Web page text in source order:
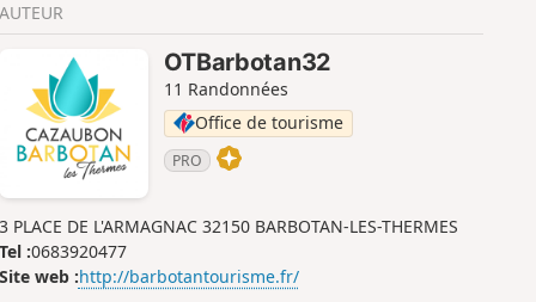
r
AUTEUR
OTBarbotan32
11 Randonnées
Office de tourisme
PRO
3 PLACE DE L'ARMAGNAC 32150 BARBOTAN-LES-THERMES
Tel :0683920477
Site web :http://barbotantourisme.fr/